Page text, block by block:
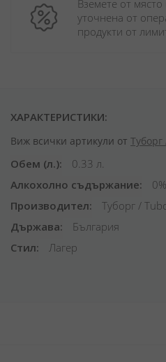
Вземете от
уточнена от
продукти от
ХАРАКТЕРИСТИКИ:
Виж всички артикули от
Обем (л.)
0.33 л.
Алкохолно съдържание
0%
Производител
Туборг /
Държава
България
Стил
Лагер